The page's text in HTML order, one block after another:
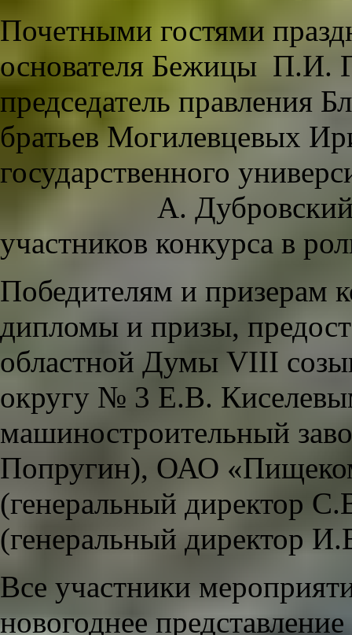
Почетными гостями
основателя Бежицы П.И.
председатель правления
братьев Могилевцевых
государственного
А. Дубровский,
участников конкурса в
Победителям и призерам
дипломы и призы,
областной Думы
округу № 3 Е.В.
машиностроительный
Попругин), ОАО
(генеральный директор
(генеральный директор
Все участники
новогоднее